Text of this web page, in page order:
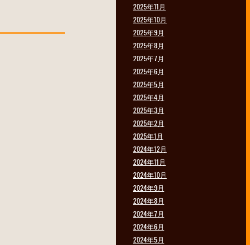
2025年11月
2025年10月
2025年9月
2025年8月
2025年7月
2025年6月
2025年5月
2025年4月
2025年3月
2025年2月
2025年1月
2024年12月
2024年11月
2024年10月
2024年9月
2024年8月
2024年7月
2024年6月
2024年5月